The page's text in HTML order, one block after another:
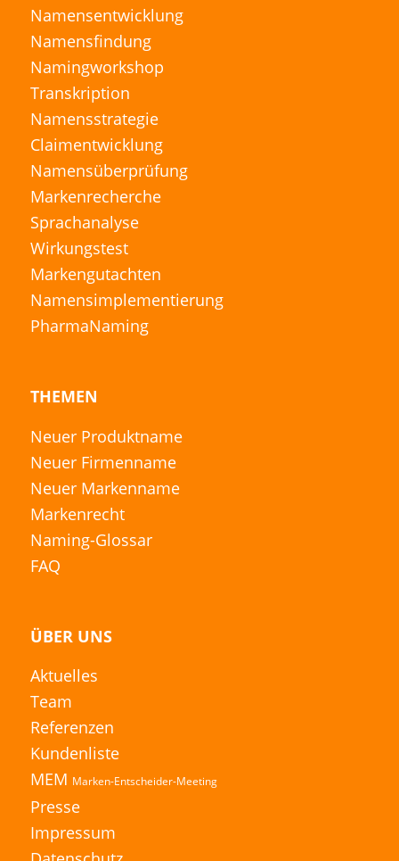
Namensentwicklung
Namensfindung
Namingworkshop
Transkription
Namensstrategie
Claimentwicklung
Namensüberprüfung
Markenrecherche
Sprachanalyse
Wirkungstest
Markengutachten
Namensimplementierung
PharmaNaming
THEMEN
Neuer Produktname
Neuer Firmenname
Neuer Markenname
Markenrecht
Naming-Glossar
FAQ
ÜBER UNS
Aktuelles
Team
Referenzen
Kundenliste
MEM Marken-Entscheider-Meeting
Presse
Impressum